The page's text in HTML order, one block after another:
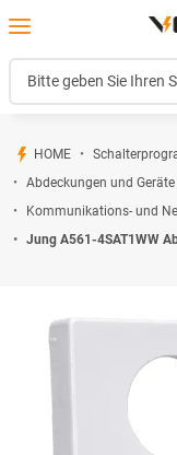
HOME
Abdeckungen und Geräte
Kommunikations- und